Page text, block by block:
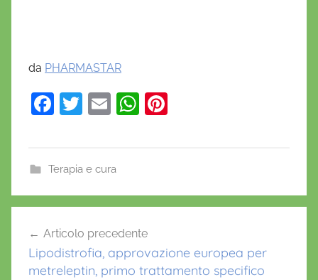
da PHARMASTAR
F
e
b
o
k
T
er
E
l
W
A
p
st
Terapia e cura
articoli
Articolo precedente
Lipodistrofia, approvazione europea per
metreleptin, primo trattamento specifico